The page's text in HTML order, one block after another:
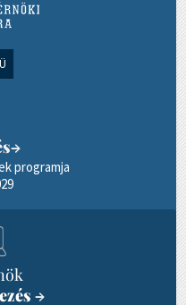
→
programja
→